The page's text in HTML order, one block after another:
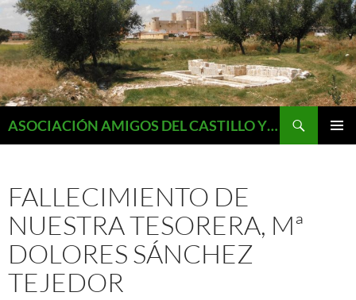
Saltar
al
contenido
ASOCIACIÓN AMIGOS DEL CASTILLO Y MONUMENTOS DE FUENTES DE VALDEPERO
FALLECIMIENTO DE
NUESTRA TESORERA, Mª
DOLORES SÁNCHEZ
TEJEDOR